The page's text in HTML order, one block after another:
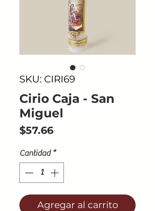
SKU: CIRI69
Cirio Caja - San
Miguel
$57.66Precio
Cantidad *
Agregar al carrito